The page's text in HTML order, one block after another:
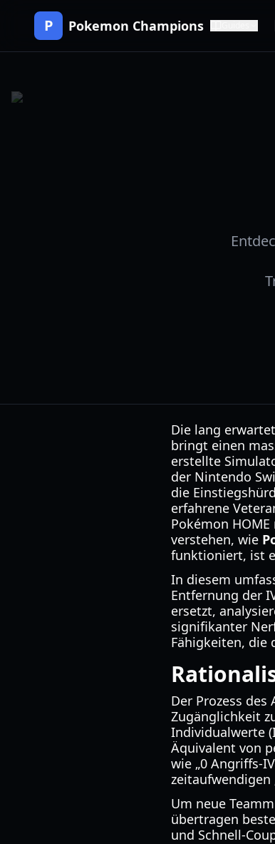
P Pokemon Champions
Die lang
bringt einen
erstellte
der Nintendo
die
erfahrene
Pokémon
verstehen, wie
funktioniert, ist
In diesem
Entfernung der
ersetzt,
signifikanter
Fähigkeiten, die
Der Prozess
Zugänglichkeit
Individualwerte
Äquivalent von
wie „0 Angriffs-
zeitaufwendigen
Um neue
übertragen
und Schnell-